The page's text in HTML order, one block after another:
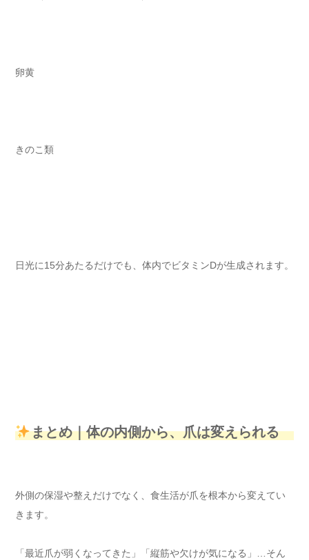
卵黄
きのこ類
日光に15分あたるだけでも、体内でビタミンDが生成されます。
まとめ｜体の内側から、爪は変えられる
外側の保湿や整えだけでなく、食生活が爪を根本から変えてい
きます。
「最近爪が弱くなってきた」「縦筋や欠けが気になる」…そん